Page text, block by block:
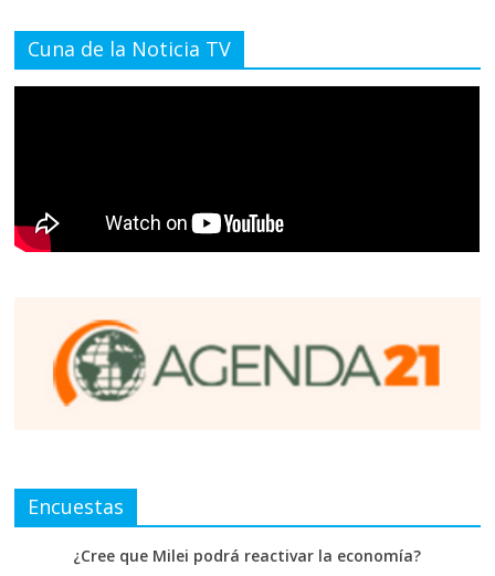
Cuna de la Noticia TV
Encuestas
¿Cree que Milei podrá reactivar la economía?